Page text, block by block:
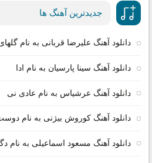
جدیدترین آهنگ ها
دانلود آهنگ علیرضا قربانی به نام
دانلود آهنگ سینا پارسیان به نام ادا
دانلود آهنگ عرشیاس به نام عادی نی
دانلود آهنگ کوروش بیژنی به نام
دانلود آهنگ مسعود اسماعیلی به نام